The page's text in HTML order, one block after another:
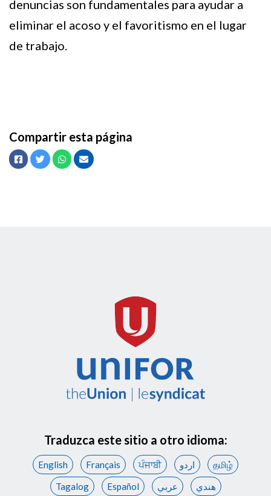
denuncias son fundamentales para ayudar a
eliminar el acoso y el favoritismo en el lugar
de trabajo.
Compartir esta página
Facebook
TwitterWhatsappEnvíe un correo electrónico a
Traduzca este sitio a otro idioma:
English Français ਪੰਜਾਬੀ اردو
தமிழ்
Tagalog
Español عربي هندي